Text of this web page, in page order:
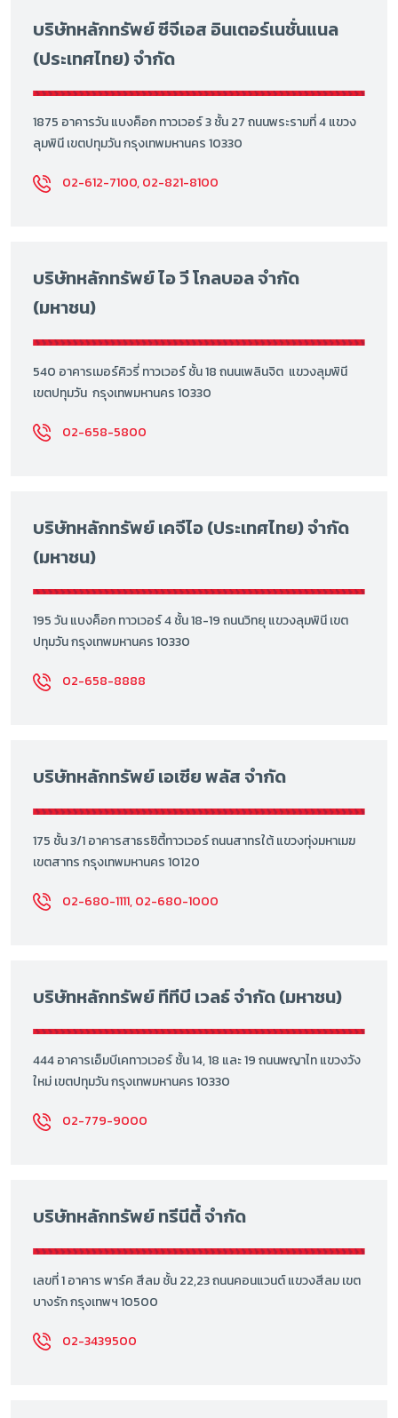
บริษัทหลักทรัพย์ ซีจีเอส อินเตอร์เนชั่นแนล
(ประเทศไทย) จำกัด
1875 อาคารวัน แบงค็อก ทาวเวอร์ 3 ชั้น 27 ถนนพระรามที่ 4 แขวง
ลุมพินี เขตปทุมวัน กรุงเทพมหานคร 10330
02-612-7100, 02-821-8100
บริษัทหลักทรัพย์ ไอ วี โกลบอล จำกัด
(มหาชน)
540 อาคารเมอร์คิวรี่ ทาวเวอร์ ชั้น 18 ถนนเพลินจิต แขวงลุมพินี
เขตปทุมวัน กรุงเทพมหานคร 10330
02-658-5800
บริษัทหลักทรัพย์ เคจีไอ (ประเทศไทย) จำกัด
(มหาชน)
195 วัน แบงค็อก ทาวเวอร์ 4 ชั้น 18-19 ถนนวิทยุ แขวงลุมพินี เขต
ปทุมวัน กรุงเทพมหานคร 10330
02-658-8888
บริษัทหลักทรัพย์ เอเซีย พลัส จำกัด
175 ชั้น 3/1 อาคารสาธรซิตี้ทาวเวอร์ ถนนสาทรใต้ แขวงทุ่งมหาเมฆ
เขตสาทร กรุงเทพมหานคร 10120
02-680-1111, 02-680-1000
บริษัทหลักทรัพย์ ทีทีบี เวลธ์ จำกัด (มหาชน)
444 อาคารเอ็มบีเคทาวเวอร์ ชั้น 14, 18 และ 19 ถนนพญาไท แขวงวัง
ใหม่ เขตปทุมวัน กรุงเทพมหานคร 10330
02-779-9000
บริษัทหลักทรัพย์ ทรีนีตี้ จำกัด
เลขที่ 1 อาคาร พาร์ค สีลม ชั้น 22,23 ถนนคอนแวนต์ แขวงสีลม เขต
บางรัก กรุงเทพฯ 10500
02-3439500